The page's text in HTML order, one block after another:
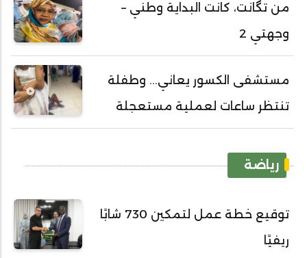
من تگانت، كانت البداية وطني –
وجهتي 2
مستشفى الكسور يعاني... وطفلة
تنتظر ساعات لعملية مستعجلة
رياضة
توقيع خطة عمل لتمكين 730 شابًا
ريفيًا